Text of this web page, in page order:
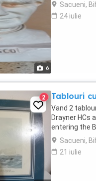
6
Sacueni,
24 iulie
2 Tablouri
Vand 2
Drayner HCs
entering the
Sacueni,
21 iulie